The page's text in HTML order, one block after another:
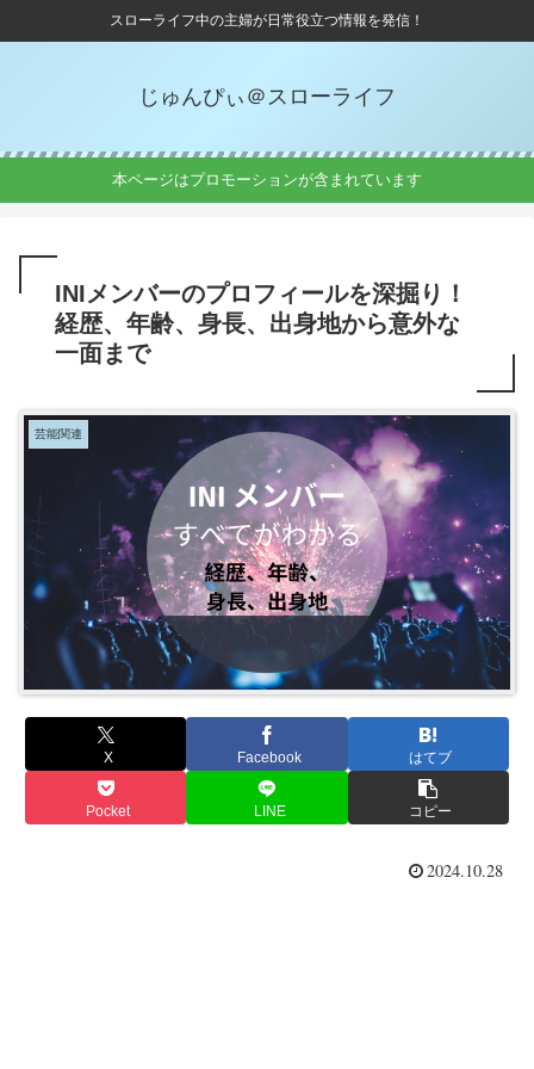
スローライフ中の主婦が日常役立つ情報を発信！
じゅんぴぃ＠スローライフ
本ページはプロモーションが含まれています
INIメンバーのプロフィールを深掘り！
経歴、年齢、身長、出身地から意外な
一面まで
芸能関連
X Facebook はてブ
Pocket LINE コピー
2024.10.28